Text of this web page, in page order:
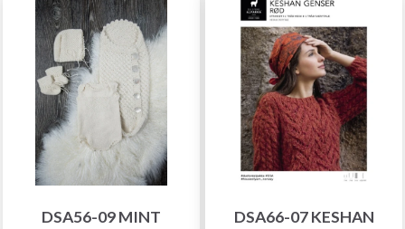
DSA56-09 MINT
DSA66-07 KESHAN